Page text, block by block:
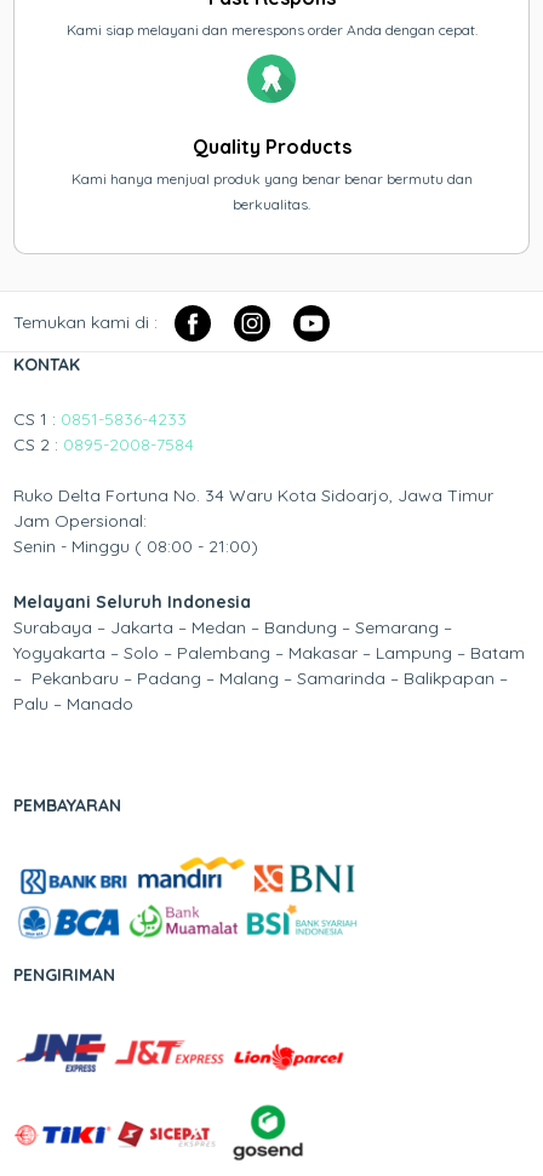
Kami siap melayani dan merespons order Anda dengan cepat.
Quality Products
Kami hanya menjual produk yang benar benar bermutu dan
berkualitas.
Temukan kami di :
KONTAK
CS 1 : 0851-5836-4233
CS 2 : 0895-2008-7584
Ruko Delta Fortuna No. 34 Waru Kota Sidoarjo, Jawa Timur
Jam Opersional:
Senin - Minggu ( 08:00 - 21:00)
Melayani Seluruh Indonesia
Surabaya – Jakarta – Medan – Bandung – Semarang –
Yogyakarta – Solo – Palembang – Makasar – Lampung – Batam
– Pekanbaru – Padang – Malang – Samarinda – Balikpapan –
Palu – Manado
PEMBAYARAN
PENGIRIMAN